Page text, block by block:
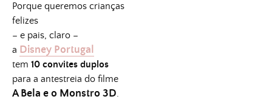
Porque queremos crianças
felizes
– e pais, claro –
a Disney Portugal
tem 10 convites duplos
para a antestreia do filme
A Bela e o Monstro 3D.